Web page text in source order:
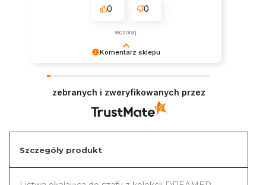
Komentarz sklepu
w naszym sklepie.
0 0
wczoraj
zebranych i zweryfikowanych przez
Szczegóły produkt